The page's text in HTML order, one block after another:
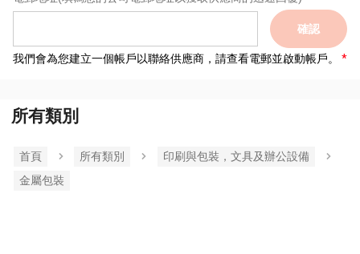
確認
我們會為您建立一個帳戶以聯絡供應商，請查看電郵並啟動帳戶。
所有類別
首頁 所有類別
印刷與包裝，文具及辦公設備
金屬包裝